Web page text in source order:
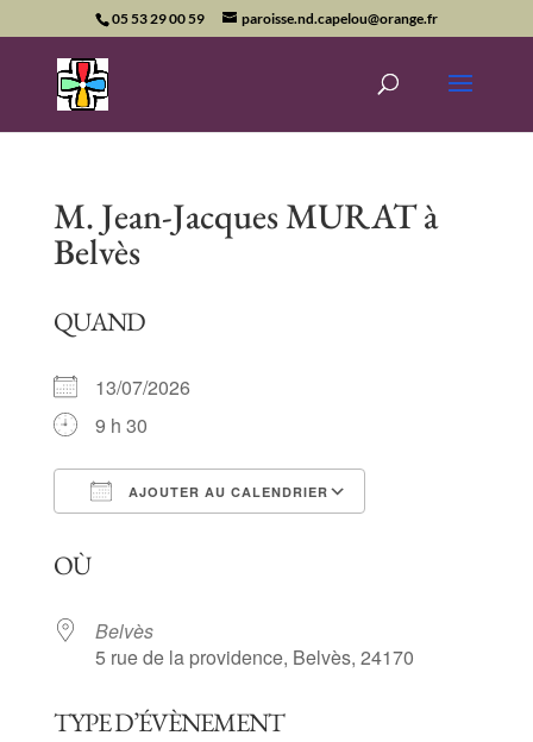
05 53 29 00 59 paroisse.nd.capelou@orange.fr
M. Jean-Jacques MURAT à
Belvès
QUAND
13/07/2026
9 h 30
AJOUTER AU CALENDRIER
OÙ
Belvès
5 rue de la providence, Belvès, 24170
TYPE D’ÉVÈNEMENT